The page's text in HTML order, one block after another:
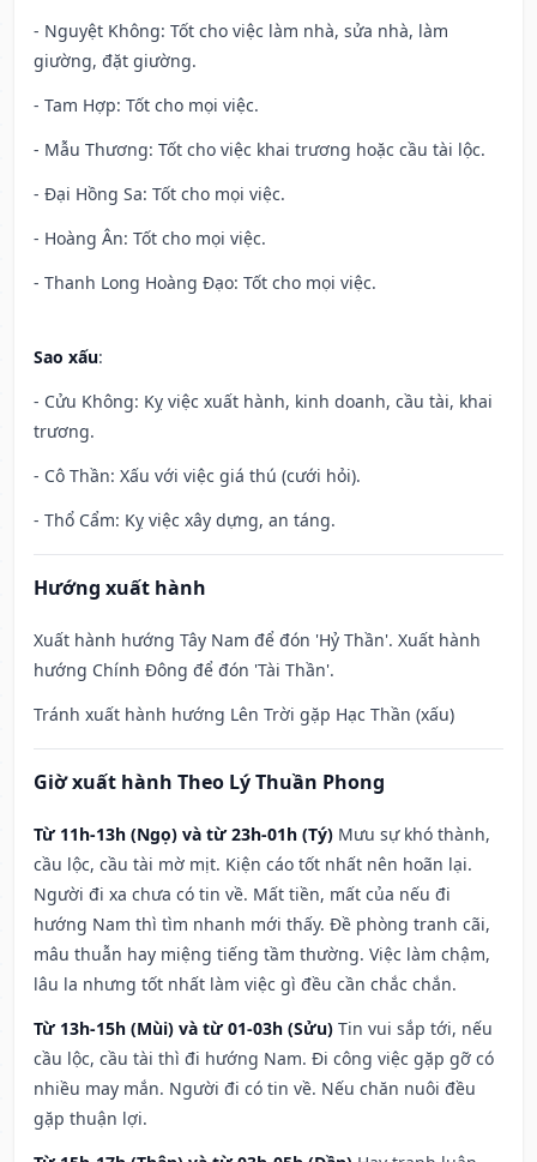
- Nguyệt Không: Tốt cho việc làm nhà, sửa nhà, làm
giường, đặt giường.
- Tam Hợp: Tốt cho mọi việc.
- Mẫu Thương: Tốt cho việc khai trương hoặc cầu tài lộc.
- Đại Hồng Sa: Tốt cho mọi việc.
- Hoàng Ân: Tốt cho mọi việc.
- Thanh Long Hoàng Đạo: Tốt cho mọi việc.
Sao xấu:
- Cửu Không: Kỵ việc xuất hành, kinh doanh, cầu tài, khai
trương.
- Cô Thần: Xấu với việc giá thú (cưới hỏi).
- Thổ Cẩm: Kỵ việc xây dựng, an táng.
Hướng xuất hành
Xuất hành hướng Tây Nam để đón 'Hỷ Thần'. Xuất hành
hướng Chính Đông để đón 'Tài Thần'.
Tránh xuất hành hướng Lên Trời gặp Hạc Thần (xấu)
Giờ xuất hành Theo Lý Thuần Phong
Từ 11h-13h (Ngọ) và từ 23h-01h (Tý) Mưu sự khó thành,
cầu lộc, cầu tài mờ mịt. Kiện cáo tốt nhất nên hoãn lại.
Người đi xa chưa có tin về. Mất tiền, mất của nếu đi
hướng Nam thì tìm nhanh mới thấy. Đề phòng tranh cãi,
mâu thuẫn hay miệng tiếng tầm thường. Việc làm chậm,
lâu la nhưng tốt nhất làm việc gì đều cần chắc chắn.
Từ 13h-15h (Mùi) và từ 01-03h (Sửu) Tin vui sắp tới, nếu
cầu lộc, cầu tài thì đi hướng Nam. Đi công việc gặp gỡ có
nhiều may mắn. Người đi có tin về. Nếu chăn nuôi đều
gặp thuận lợi.